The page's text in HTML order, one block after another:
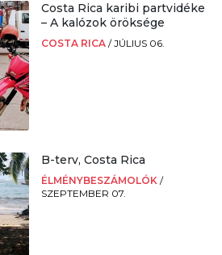
Costa Rica karibi partvidéke
– A kalózok öröksége
COSTA RICA /JÚLIUS 06.
B-terv, Costa Rica
ÉLMÉNYBESZÁMOLÓK /
SZEPTEMBER 07.